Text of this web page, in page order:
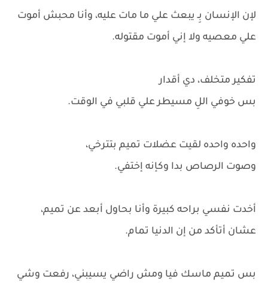
لإن الإنسان بِـ يبعث علي ما مات عليه، وأنا محبش أموت
علي معصيه ولا إني أموت مقتوله.
تفكير متخلف، دي أقدار
بس خوفي اللِ مسيطر علي قلبي في الوقت.
واحده واحده لقيت عضلات تميم بتترخي،
وصوت الرصاص بدا وكإنه إختفي.
أخدت نفسي براحه كبيرة وأنا بحاول أبعد عن تميم،
عشان أتأكد من إن الدنيا تمام.
بس تميم ماسك فيا ومش راضي يسيبني، رفعت وشي